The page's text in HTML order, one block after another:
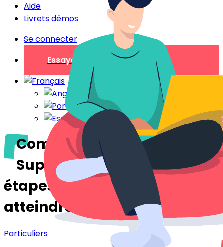
Aide
Livrets démos
Se connecter
Essayer gratuitement
Comment devenir
Superhost sur Airbnb : Les
étapes à suivre pour
atteindre ce statut convoité
Particuliers